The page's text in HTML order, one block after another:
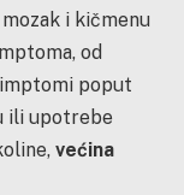
i kičmenu
od
poput
ili upotrebe
većina